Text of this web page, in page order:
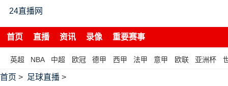
24直播网
首页 直播 资讯 录像 重要赛事
英超 NBA 中超 欧冠 德甲 西甲 法甲 意甲 欧联 亚洲杯
首页 > 足球直播 >